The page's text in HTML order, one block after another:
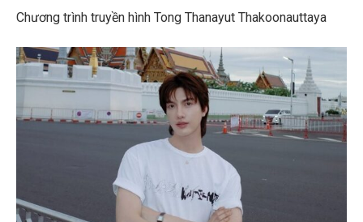
Chương trình truyền hình Tong Thanayut Thakoonauttaya